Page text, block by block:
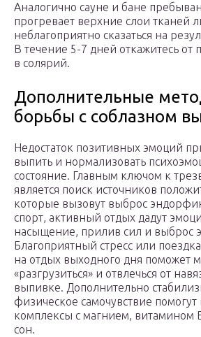
Аналогично сауне и бане
прогревает верхние слои тканей
неблагоприятно сказаться на
В течение 5-7 дней откажитесь от
в солярий.
Дополнительные
борьбы с соблазном
Недостаток позитивных эмоций
выпить и нормализовать
состояние. Главным ключом к
является поиск источников
которые вызовут выброс
спорт, активный отдых дадут
насыщение, прилив сил и выброс
Благоприятный стресс или
на отдых выходного дня поможет
«разгрузиться» и отвлечься от
выпивке. Дополнительно
физическое самочувствие
комплексы с магнием, витамином
сон.